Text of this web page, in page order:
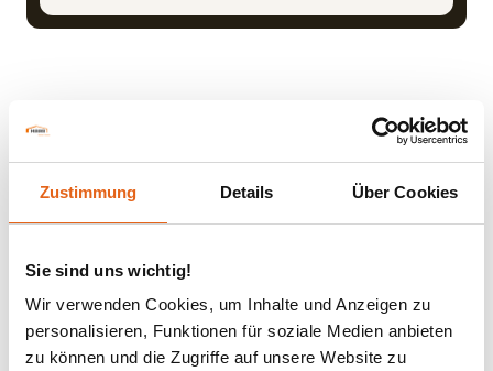
Zustimmung Details Über Cookies
Sie sind uns wichtig!
Wir verwenden Cookies, um Inhalte und Anzeigen zu
personalisieren, Funktionen für soziale Medien anbieten
zu können und die Zugriffe auf unsere Website zu
Wann:
Donnerstag. 25.06.2026 09:00 - 18:00 Uhr
Freitag, 26.06.2025 09:00 - 12:45 Uhr
Wo:
Hyperion Hotel München
Truderinger Straße 13